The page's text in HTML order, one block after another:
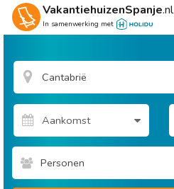
VakantiehuizenSpanje.nl
In samenwerking met
Personen